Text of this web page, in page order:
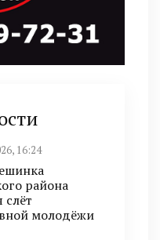
16:24
района
слёт
молодёжи